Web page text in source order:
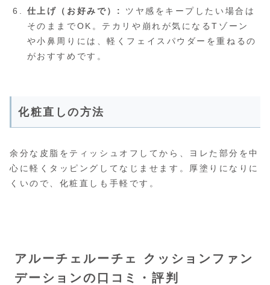
仕上げ（お好みで）:
ツヤ感をキープしたい場合は
そのままでOK。テカリや崩れが気になるTゾーン
や小鼻周りには、軽くフェイスパウダーを重ねるの
がおすすめです。
化粧直しの方法
余分な皮脂をティッシュオフしてから、ヨレた部分を中
心に軽くタッピングしてなじませます。厚塗りになりに
くいので、化粧直しも手軽です。
アルーチェルーチェ クッションファン
デーションの口コミ・評判